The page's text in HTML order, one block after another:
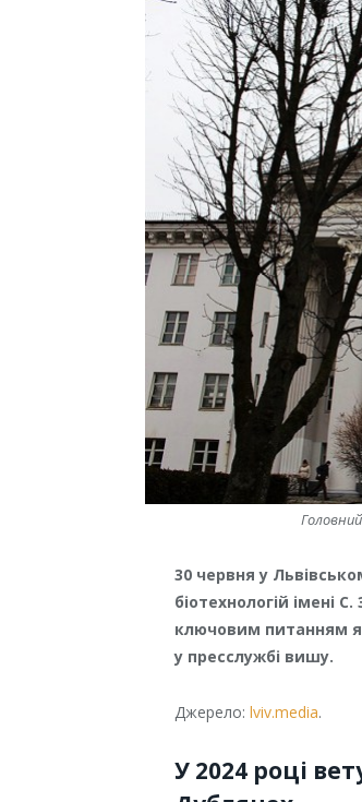
30 червня у
біотехнологій імені
ключовим питанням
у пресслужбі вишу.
Джерело:lviv.media.
У 2024 році